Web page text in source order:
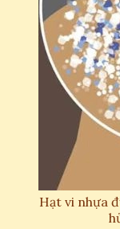
Hạt vi nhựa